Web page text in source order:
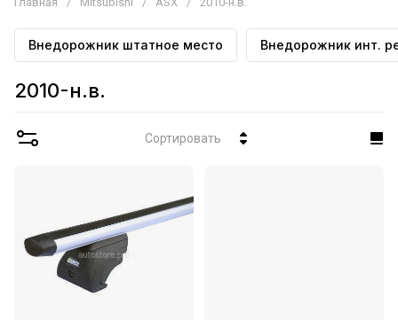
Внедорожник штатное место Внедорожник инт.
2010-н.в.
Сортировать